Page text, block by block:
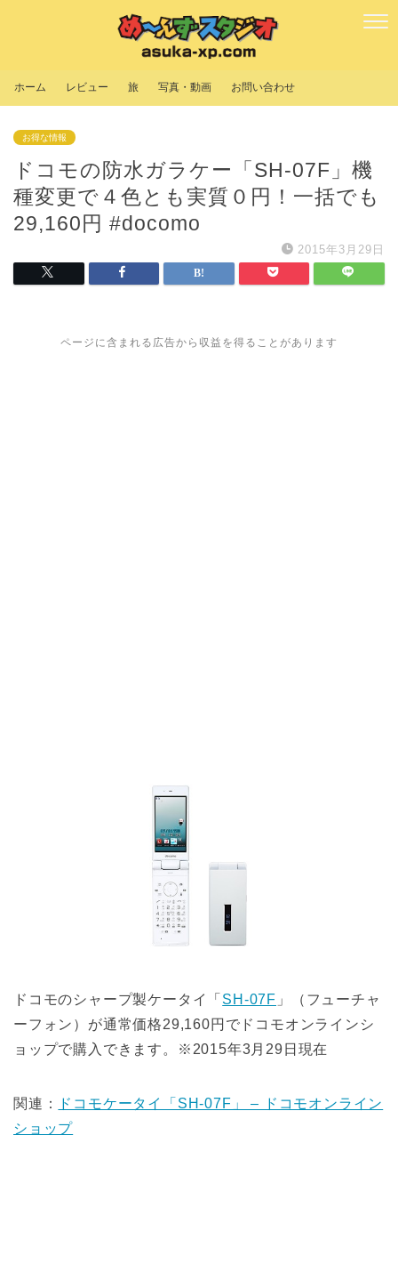
ホーム レビュー 旅 写真・動画 お問い合わせ
お得な情報
ドコモの防水ガラケー「SH-07F」機
種変更で４色とも実質０円！一括でも
29,160円 #docomo
2015年3月29日
ページに含まれる広告から収益を得ることがあります
ドコモのシャープ製ケータイ「 SH-07F 」（フューチャ
ーフォン）が通常価格29,160円でドコモオンラインシ
ョップで購入できます。※2015年3月29日現在
関連：
ドコモケータイ「SH-07F」 – ドコモオンライン
ショップ